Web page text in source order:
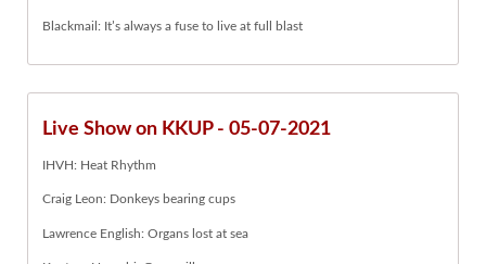
Blackmail: It’s always a fuse to live at full blast
Live Show on KKUP - 05-07-2021
IHVH: Heat Rhythm
Craig Leon: Donkeys bearing cups
Lawrence English: Organs lost at sea